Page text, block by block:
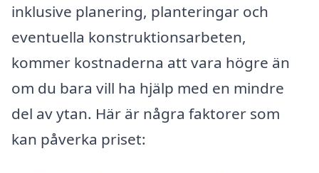
inklusive planering, planteringar och
eventuella konstruktionsarbeten,
kommer kostnaderna att vara högre än
om du bara vill ha hjälp med en mindre
del av ytan. Här är några faktorer som
kan påverka priset: